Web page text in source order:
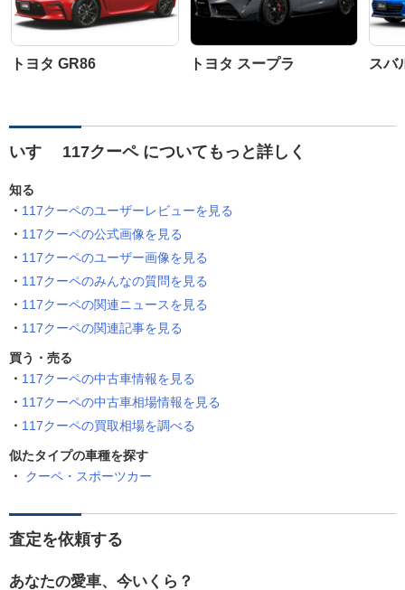
トヨタ GR86 トヨタ スープラ スバ
いすゞ 117クーペ についてもっと詳しく
知る
117クーペのユーザーレビューを見る
117クーペの公式画像を見る
117クーペのユーザー画像を見る
117クーペのみんなの質問を見る
117クーペの関連ニュースを見る
117クーペの関連記事を見る
買う・売る
117クーペの中古車情報を見る
117クーペの中古車相場情報を見る
117クーペの買取相場を調べる
似たタイプの車種を探す
クーペ・スポーツカー
査定を依頼する
あなたの愛車、今いくら？